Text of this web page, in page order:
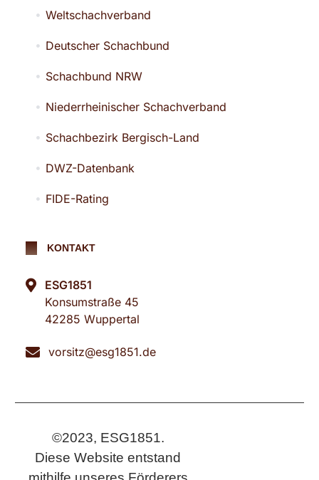
Weltschachverband
Deutscher Schachbund
Schachbund NRW
Niederrheinischer Schachverband
Schachbezirk Bergisch-Land
DWZ-Datenbank
FIDE-Rating
KONTAKT
ESG1851
Konsumstraße 45
42285 Wuppertal
vorsitz@esg1851.de
©2023, ESG1851.
Diese Website entstand